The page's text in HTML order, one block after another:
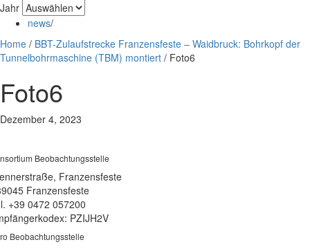
Jahr
news/
Home / BBT-Zulaufstrecke Franzensfeste – Waidbruck: Bohrkopf der
Tunnelbohrmaschine (TBM) montiert / Foto6
Foto6
Dezember 4, 2023
Beobachtungsstelle
Franzensfeste
Franzensfeste
+39 0472 057200
PZIJH2V
Beobachtungsstelle